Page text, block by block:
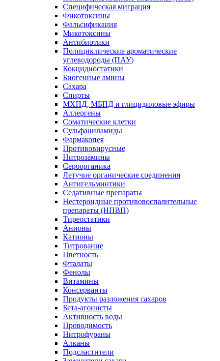
Специфическая миграция
Фикотоксины
Фальсификация
Микотоксины
Антибиотики
Полициклические ароматические
углеводороды (ПАУ)
Кокцидиостатики
Биогенные амины
Сахара
Спирты
МХПД, МБПД и глицидиловые эфиры
Аллергены
Соматические клетки
Сульфаниламиды
Фармакопея
Противовирусные
Нитрозамины
Сероорганика
Летучие органические соединения
Антигельминтики
Седативные препараты
Нестероидные противовоспалительные
препараты (НПВП)
Тиреостатики
Анионы
Катионы
Титрование
Цветность
Фталаты
Фенолы
Витамины
Консерванты
Продукты разложения сахаров
Бета-агонисты
Активность воды
Проводимость
Нитрофураны
Алканы
Подсластители